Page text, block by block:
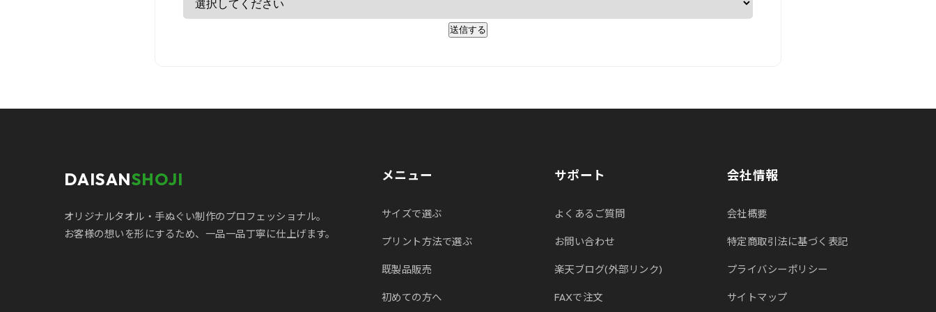
DAISANSHOJI
オリジナルタオル・手ぬぐい制作のプロフェッショナル。
お客様の想いを形にするため、一品一品丁寧に仕上げます。
メニュー
サイズで選ぶ
プリント方法で選ぶ
既製品販売
初めての方へ
サポート
よくあるご質問
お問い合わせ
楽天ブログ(外部リンク)
FAXで注文
会社情報
会社概要
特定商取引法に基づく表記
プライバシーポリシー
サイトマップ